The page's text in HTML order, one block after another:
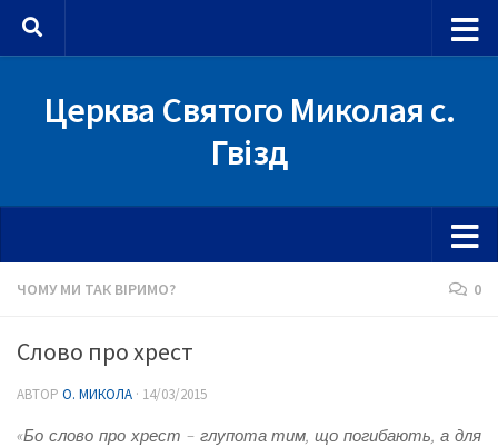
Skip to content
Церква Святого Миколая с.
Гвізд
ЧОМУ МИ ТАК ВІРИМО? 0
Слово про хрест
АВТОР О. МИКОЛА · 14/03/2015
«Бо слово про хрест – глупота тим, що погибають, а для